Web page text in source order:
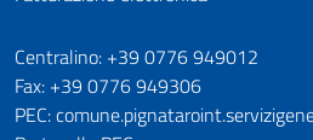
Numeri utili
Centralino: +39 0776 949012
Fax: +39 0776 949306
PEC: